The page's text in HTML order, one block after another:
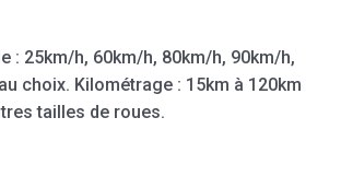
: 25km/h, 60km/h, 80km/h, 90km/h,
choix. Kilométrage : 15km à 120km
tailles de roues.